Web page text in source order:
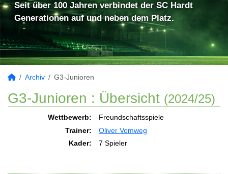
Seit über 100 Jahren verbindet der SC Hardt
Generationen auf und neben dem Platz.
Archiv G3-Junioren
G3-Junioren : Übersicht (2024/25)
Wettbewerb:
Freundschaftsspiele
Trainer:
Oliver Vomweg
Kader:
7 Spieler